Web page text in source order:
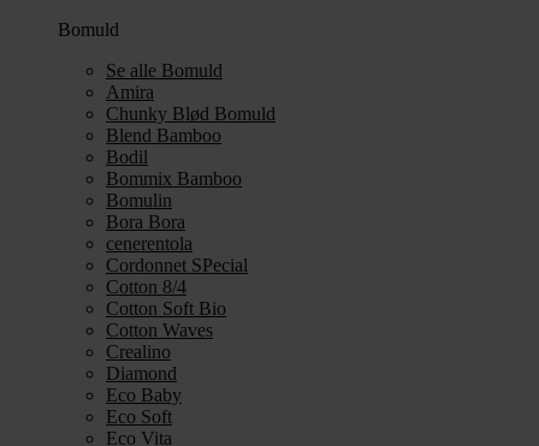
Bomuld
Se alle Bomuld
Amira
Chunky Blød Bomuld
Blend Bamboo
Bodil
Bommix Bamboo
Bomulin
Bora Bora
cenerentola
Cordonnet SPecial
Cotton 8/4
Cotton Soft Bio
Cotton Waves
Crealino
Diamond
Eco Baby
Eco Soft
Eco Vita